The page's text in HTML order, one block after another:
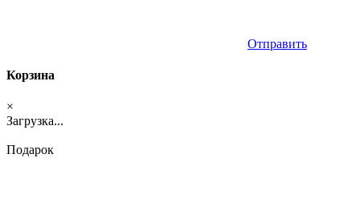
Отправить
Корзина
×
Загрузка...
Подарок